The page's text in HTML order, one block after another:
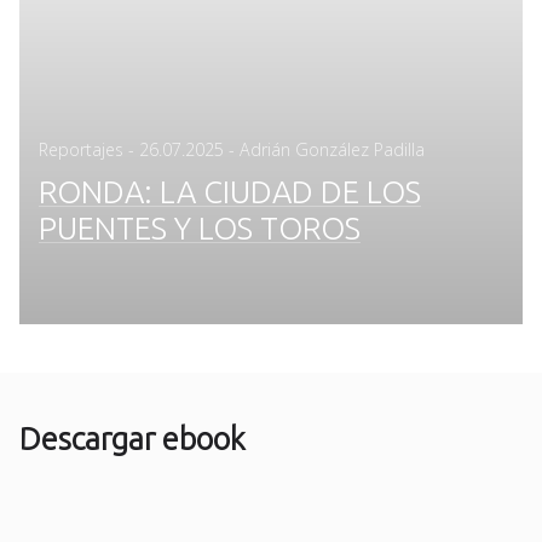
Reportajes - Posted
26.07.2025 - Adrián González Padilla
RONDA: LA CIUDAD DE LOS
PUENTES Y LOS TOROS
Descargar ebook